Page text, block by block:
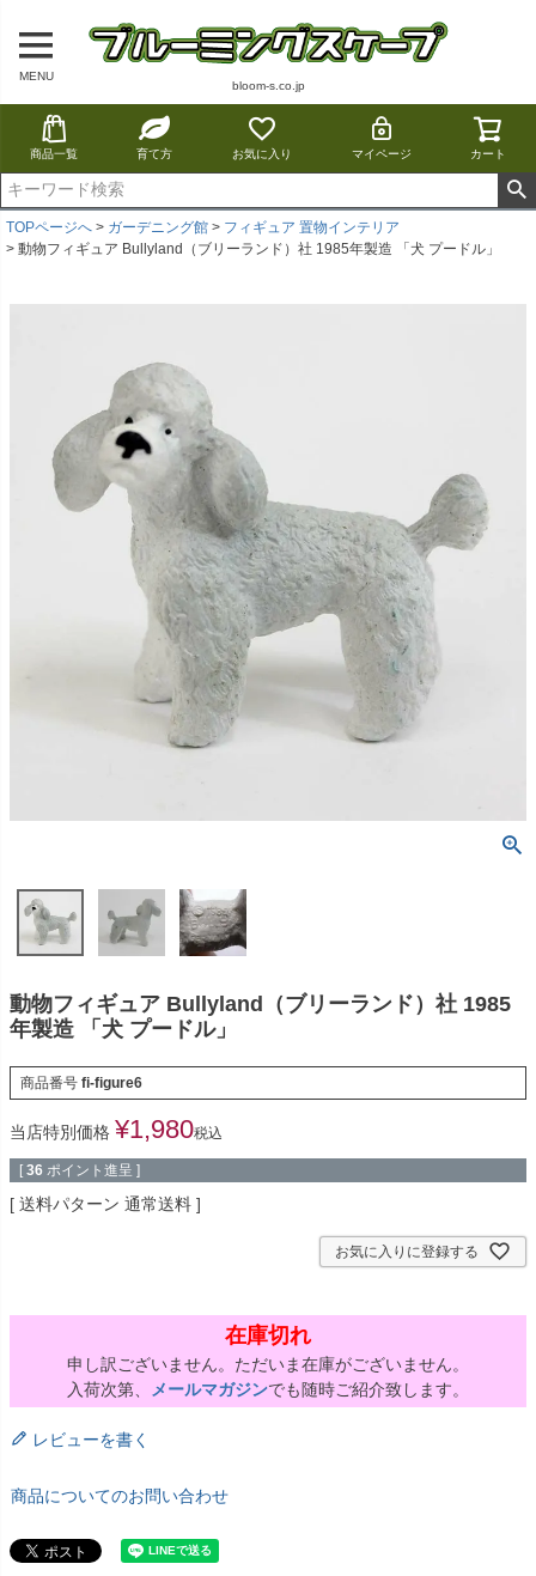
MENU
bloom-s.co.jp
商品一覧 育て方 お気に入り マイページ カート
TOPページへ ガーデニング館
フィギュア 置物インテリア
動物フィギュア Bullyland（ブリーランド）社 1985年製造 「犬 プードル」
動物フィギュア Bullyland（ブリーランド）社 1985
年製造 「犬 プードル」
商品番号 fi-figure6
当店特別価格 ¥1,980税込
[ 36 ポイント進呈 ]
送料パターン 通常送料
お気に入りに登録する
在庫切れ
申し訳ございません。ただいま在庫がございません。
入荷次第、
メールマガジンでも随時ご紹介致します。
レビューを書く
商品についてのお問い合わせ